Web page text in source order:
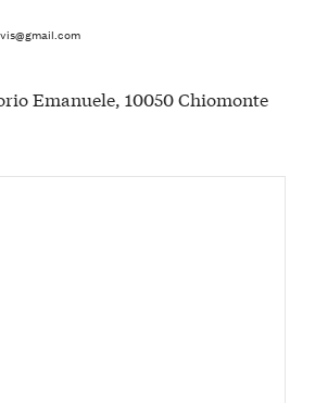
Emanuele, 10050 Chiomonte